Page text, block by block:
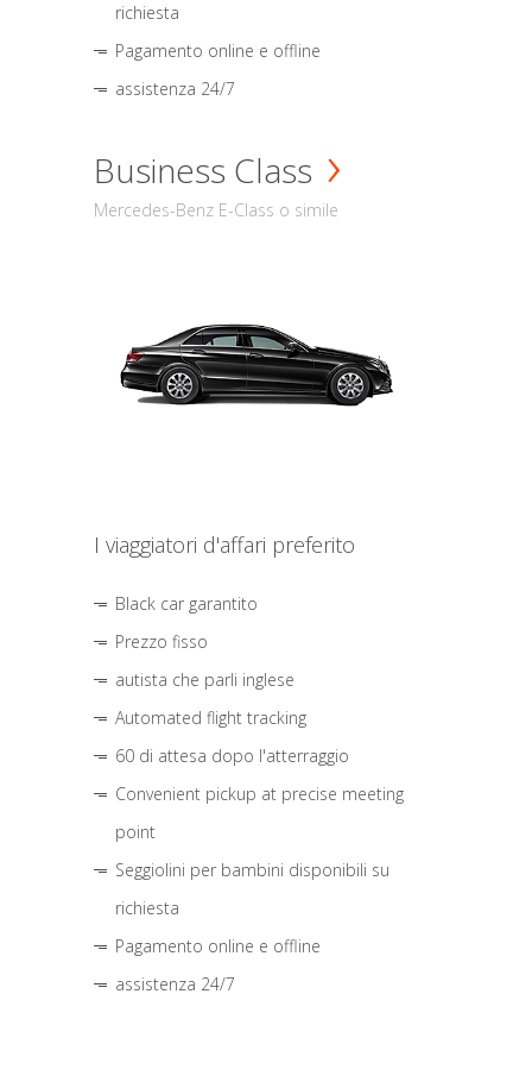
richiesta
Pagamento online e offline
assistenza 24/7
Business Class
Mercedes-Benz E-Class o simile
I viaggiatori d'affari preferito
Black car garantito
Prezzo fisso
autista che parli inglese
Automated flight tracking
60 di attesa dopo l'atterraggio
Convenient pickup at precise meeting
point
Seggiolini per bambini disponibili su
richiesta
Pagamento online e offline
assistenza 24/7